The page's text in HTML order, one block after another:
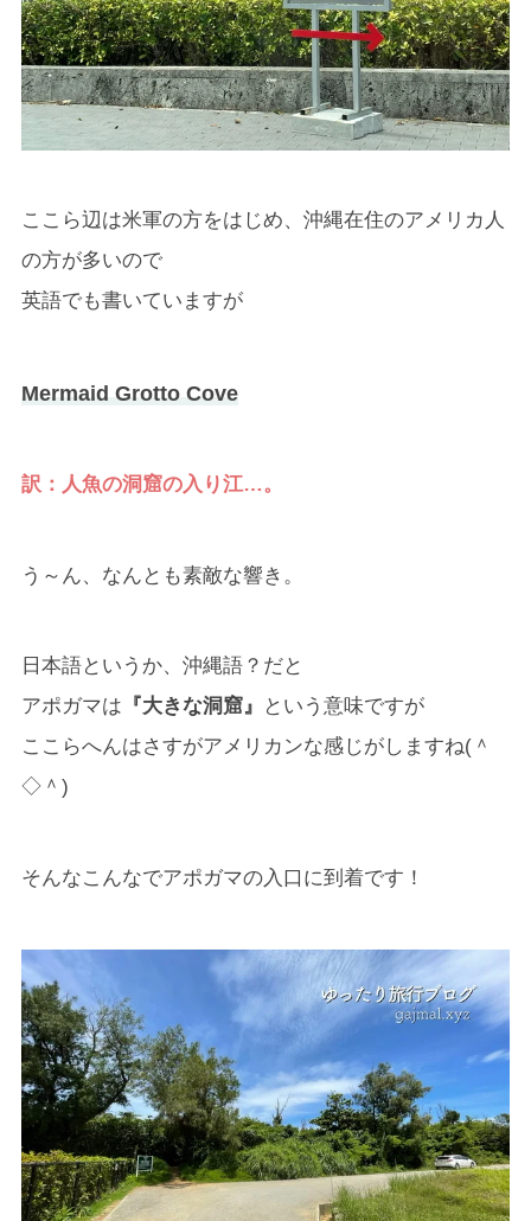
ここら辺は米軍の方をはじめ、沖縄在住のアメリカ人
の方が多いので
英語でも書いていますが
Mermaid Grotto Cove
訳：人魚の洞窟の入り江…。
う～ん、なんとも素敵な響き。
日本語というか、沖縄語？だと
アポガマは 『大きな洞窟』
という意味ですが
ここらへんはさすがアメリカンな感じがしますね(＾
◇＾)
そんなこんなでアポガマの入口に到着です！